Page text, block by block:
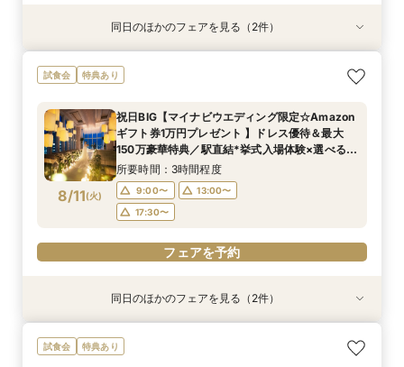
8/10(月)
【初めてでも安心】地上150m*天空チャペル×三
ツ星試食*相談会
14:00〜 17:30〜
フェアを予約
特典あり
8/10(月)
＼地上150mからの絶景＆演出まるごと体験／貸
切空間*全館ALL見学×シェフ監修豪華試食
14:00〜 17:30〜
フェアを予約
同日のほかのフェアを見る（2件）
試食会 特典あり
8/11(火)
祝日BIG【マイナビウエディング限定☆Amazon
ギフト券1万円プレゼント 】ドレス優待＆最大
150万豪華特典／駅直結*挙式入場体験×選べる2
つの会場見学
所要時間：3時間程度
9:00〜
13:00〜
17:30〜
フェアを予約
特典あり
【ドレス1着プレゼント】地上150mチャペルで叶
う憧れ花嫁体験
特典あり
【2名～少人数婚】大阪駅直結◆地上150mの絶
景×美食で叶える上質プライベートウエディング
同日のほかのフェアを見る（2件）
試食会 特典あり